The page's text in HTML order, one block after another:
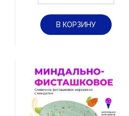
В КОРЗИНУ